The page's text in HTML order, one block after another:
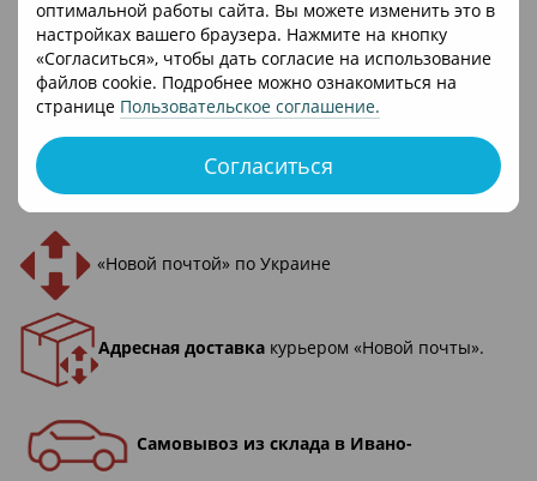
оптимальной работы сайта. Вы можете изменить это в
настройках вашего браузера. Нажмите на кнопку
«Согласиться», чтобы дать согласие на использование
файлов cookie. Подробнее можно ознакомиться на
странице Пользовательское соглашение.
Согласиться
для путешествий. Переключение с вождения на прогулку в
считанные секунды и с минимальными усилиями –
максимальная гибкость.
Совместим с Cybex Coya, все детские автокресла CYBEX.
«Новой почтой» по Украине
Адресная доставка курьером «Новой почты».
Самовывоз из склада в Ивано-